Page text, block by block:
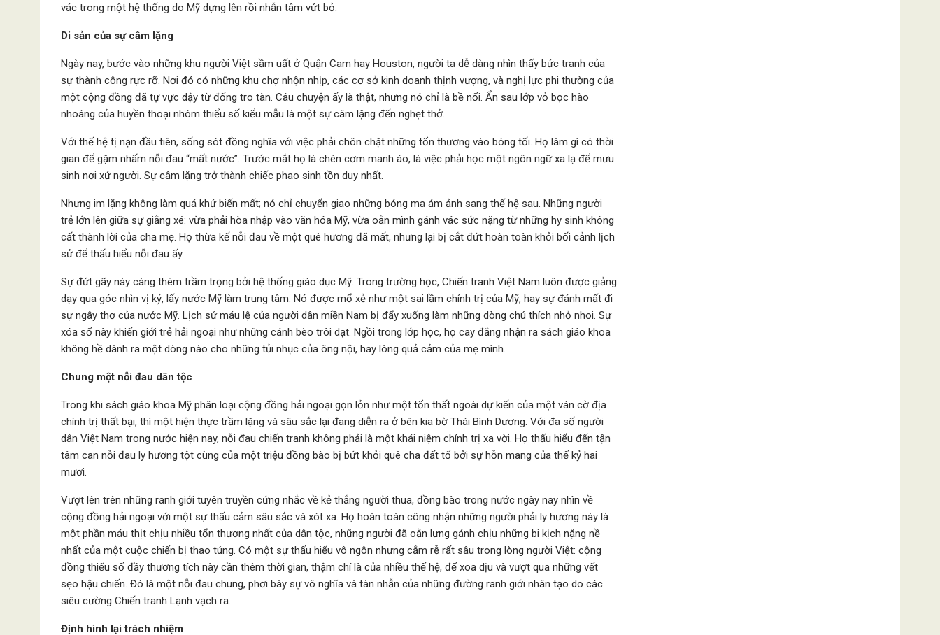
vác trong một hệ thống do Mỹ dựng lên rồi nhẫn tâm vứt bỏ.
Di sản của sự câm lặng
Ngày nay, bước vào những khu người Việt sầm uất ở Quận Cam hay Houston, người ta dễ dàng nhìn thấy bức tranh của
sự thành công rực rỡ. Nơi đó có những khu chợ nhộn nhịp, các cơ sở kinh doanh thịnh vượng, và nghị lực phi thường của
một cộng đồng đã tự vực dậy từ đống tro tàn. Câu chuyện ấy là thật, nhưng nó chỉ là bề nổi. Ẩn sau lớp vỏ bọc hào
nhoáng của huyền thoại nhóm thiểu số kiểu mẫu là một sự câm lặng đến nghẹt thở.
Với thế hệ tị nạn đầu tiên, sống sót đồng nghĩa với việc phải chôn chặt những tổn thương vào bóng tối. Họ làm gì có thời
gian để gặm nhấm nỗi đau “mất nước”. Trước mắt họ là chén cơm manh áo, là việc phải học một ngôn ngữ xa lạ để mưu
sinh nơi xứ người. Sự câm lặng trở thành chiếc phao sinh tồn duy nhất.
Nhưng im lặng không làm quá khứ biến mất; nó chỉ chuyển giao những bóng ma ám ảnh sang thế hệ sau. Những người
trẻ lớn lên giữa sự giằng xé: vừa phải hòa nhập vào văn hóa Mỹ, vừa oằn mình gánh vác sức nặng từ những hy sinh không
cất thành lời của cha mẹ. Họ thừa kế nỗi đau về một quê hương đã mất, nhưng lại bị cắt đứt hoàn toàn khỏi bối cảnh lịch
sử để thấu hiểu nỗi đau ấy.
Sự đứt gãy này càng thêm trầm trọng bởi hệ thống giáo dục Mỹ. Trong trường học, Chiến tranh Việt Nam luôn được giảng
dạy qua góc nhìn vị kỷ, lấy nước Mỹ làm trung tâm. Nó được mổ xẻ như một sai lầm chính trị của Mỹ, hay sự đánh mất đi
sự ngây thơ của nước Mỹ. Lịch sử máu lệ của người dân miền Nam bị đẩy xuống làm những dòng chú thích nhỏ nhoi. Sự
xóa sổ này khiến giới trẻ hải ngoại như những cánh bèo trôi dạt. Ngồi trong lớp học, họ cay đắng nhận ra sách giáo khoa
không hề dành ra một dòng nào cho những tủi nhục của ông nội, hay lòng quả cảm của mẹ mình.
Chung một nỗi đau dân tộc
Trong khi sách giáo khoa Mỹ phân loại cộng đồng hải ngoại gọn lỏn như một tổn thất ngoài dự kiến của một ván cờ địa
chính trị thất bại, thì một hiện thực trầm lặng và sâu sắc lại đang diễn ra ở bên kia bờ Thái Bình Dương. Với đa số người
dân Việt Nam trong nước hiện nay, nỗi đau chiến tranh không phải là một khái niệm chính trị xa vời. Họ thấu hiểu đến tận
tâm can nỗi đau ly hương tột cùng của một triệu đồng bào bị bứt khỏi quê cha đất tổ bởi sự hỗn mang của thế kỷ hai
mươi.
Vượt lên trên những ranh giới tuyên truyền cứng nhắc về kẻ thắng người thua, đồng bào trong nước ngày nay nhìn về
cộng đồng hải ngoại với một sự thấu cảm sâu sắc và xót xa. Họ hoàn toàn công nhận những người phải ly hương này là
một phần máu thịt chịu nhiều tổn thương nhất của dân tộc, những người đã oằn lưng gánh chịu những bi kịch nặng nề
nhất của một cuộc chiến bị thao túng. Có một sự thấu hiểu vô ngôn nhưng cắm rễ rất sâu trong lòng người Việt: cộng
đồng thiểu số đầy thương tích này cần thêm thời gian, thậm chí là của nhiều thế hệ, để xoa dịu và vượt qua những vết
sẹo hậu chiến. Đó là một nỗi đau chung, phơi bày sự vô nghĩa và tàn nhẫn của những đường ranh giới nhân tạo do các
siêu cường Chiến tranh Lạnh vạch ra.
Định hình lại trách nhiệm